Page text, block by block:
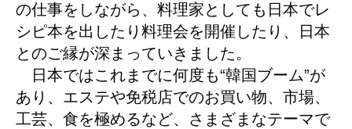
の仕事をしながら、料理家としても日本でレ
シピ本を出したり料理会を開催したり、日本
とのご縁が深まっていきました。
日本ではこれまでに何度も“韓国ブーム”が
あり、エステや免税店でのお買い物、市場、
工芸、食を極めるなど、さまざまなテーマで